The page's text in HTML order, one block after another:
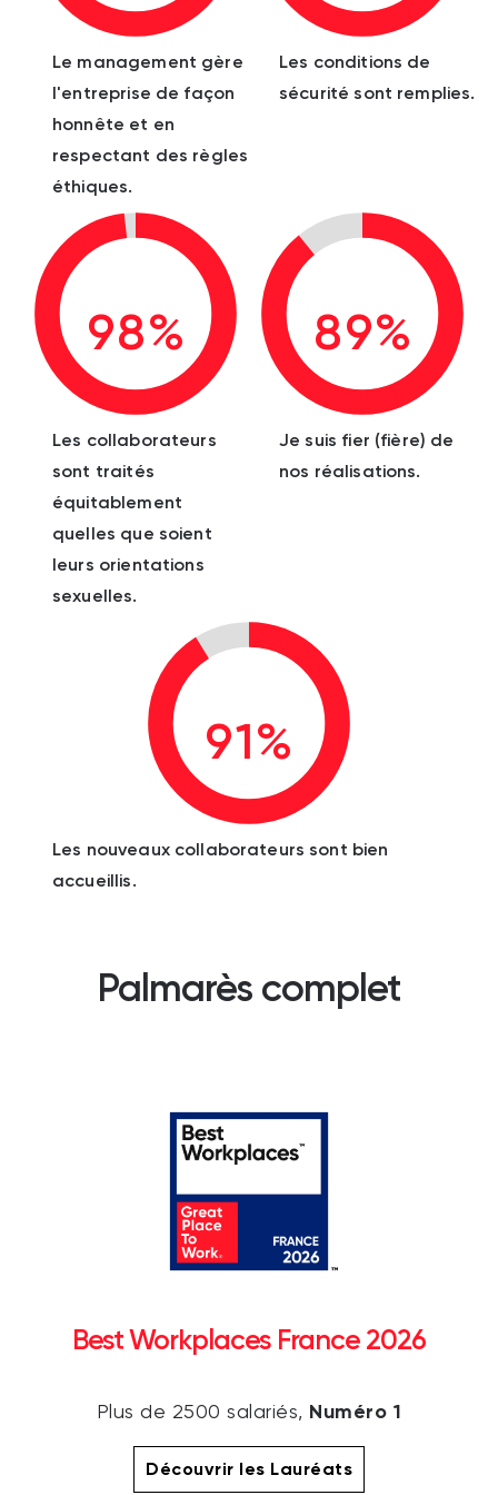
Le management gère
l'entreprise de façon
honnête et en
respectant des règles
éthiques.
Les conditions de
sécurité sont remplies.
98%
Les collaborateurs
sont traités
équitablement
quelles que soient
leurs orientations
sexuelles.
89%
Je suis fier (fière) de
nos réalisations.
91%
Les nouveaux collaborateurs sont bien
accueillis.
Palmarès complet
Best Workplaces France 2026
Plus de 2500 salariés, Numéro 1
Découvrir les Lauréats